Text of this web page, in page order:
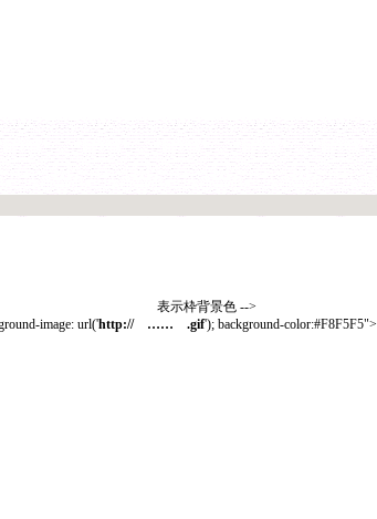
示枠背景色 -->
image: url('http:// …… .gif'); background-color:#F8F5F5">